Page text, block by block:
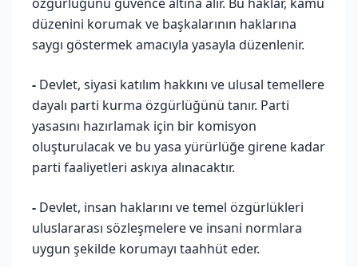
düzenini korumak ve başkalarının haklarına
saygı göstermek amacıyla yasayla düzenlenir.
- Devlet, siyasi katılım hakkını ve ulusal temellere
dayalı parti kurma özgürlüğünü tanır. Parti
yasasını hazırlamak için bir komisyon
oluşturulacak ve bu yasa yürürlüğe girene kadar
parti faaliyetleri askıya alınacaktır.
- Devlet, insan haklarını ve temel özgürlükleri
uluslararası sözleşmelere ve insani normlara
uygun şekilde korumayı taahhüt eder.